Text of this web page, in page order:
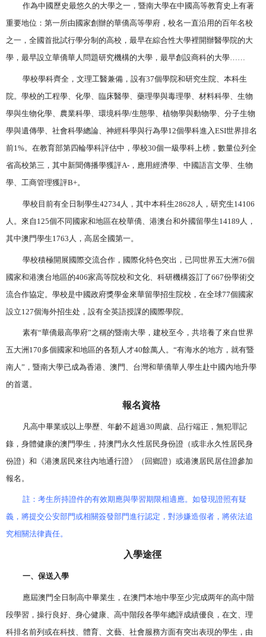
作為中國歷史最悠久的大學之一，暨南大學在中國高等教育史上有著
重要地位：第一所由國家創辦的華僑高等學府，校名一直沿用的百年名校
之一，全國首批試行學分制的高校，最早在綜合性大學裡開辦醫學院的大
學，最早設立華僑華人問題研究機構的大學，最早創設商科的大學……
學校學科齊全，文理工醫兼備，設有37個學院和研究生院、本科生
院。學校的工程學、化學、臨床醫學、藥理學與毒理學、材料科學、生物
學與生物化學、農業科學、環境科學/生態學、植物學與動物學、分子生物
學與遺傳學、社會科學總論、神經科學與行為學12個學科進入ESI世界排名
前1%。在教育部第四輪學科評估中，學校30個一級學科上榜，數量位列全
省高校第三，其中新聞傳播學獲評A- ，應用經濟學、中國語言文學、生物
學、工商管理獲評B+。
學校目前有全日制學生42734人，其中本科生28628 人，研究生14106
人。來自 125個不同國家和地區在校華僑、港澳台和外國留學生14189 人，
其中澳門學生1763 人，高居全國第一。
學校積極開展國際交流合作，國際化特色突出，已同世界五大洲76個
國家和港澳台地區的406家高等院校和文化、科研機構簽訂了667份學術交
流合作協定。學校是中國政府獎學金來華留學招生院校，在全球77個國家
設立127個海外招生处，設有全英語授課的國際學院。
素有“華僑最高學府”之稱的暨南大學，建校至今，共培養了來自世界
五大洲 170多個國家和地區的各類人才40餘萬人。“有海水的地方，就有暨
南人”，暨南大學已成為香港、澳門、台灣和華僑華人學生赴中國內地升學
的首選。
報名資格
凡高中畢業或以上學歷、年齡不超過30 周歲、品行端正，無犯罪記
錄，身體健康的澳門學生，持澳門永久性居民身份證（或非永久性居民身
份證）和《港澳居民來往內地通行證》（回鄉證）或港澳居民居住證參加
報名。
註：考生所持證件的有效期應與學習期限相適應。如發現證照有疑
義，將提交公安部門或相關簽發部門進行認定，對涉嫌造假者，將依法追
究相關法律責任。
入學途徑
一、保送入學
應屆澳門全日制高中畢業生，在澳門本地中學至少完成两年的高中階
段學習，操行良好、身心健康、高中階段各學年總評成績優良，在文、理
科排名前列或在科技、體育、文藝、社會服務方面有突出表現的學生，由